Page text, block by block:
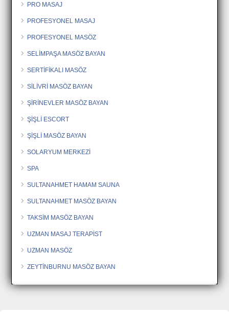
PRO MASAJ
PROFESYONEL MASAJ
PROFESYONEL MASÖZ
SELİMPAŞA MASÖZ BAYAN
SERTİFİKALI MASÖZ
SİLİVRİ MASÖZ BAYAN
ŞİRİNEVLER MASÖZ BAYAN
ŞİŞLİ ESCORT
ŞİŞLİ MASÖZ BAYAN
SOLARYUM MERKEZİ
SPA
SULTANAHMET HAMAM SAUNA
SULTANAHMET MASÖZ BAYAN
TAKSİM MASÖZ BAYAN
UZMAN MASAJ TERAPİST
UZMAN MASÖZ
ZEYTİNBURNU MASÖZ BAYAN